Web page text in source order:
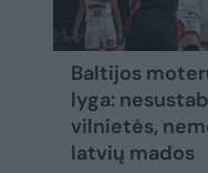
Baltijos
lyga:
vilnietės,
latvių mados